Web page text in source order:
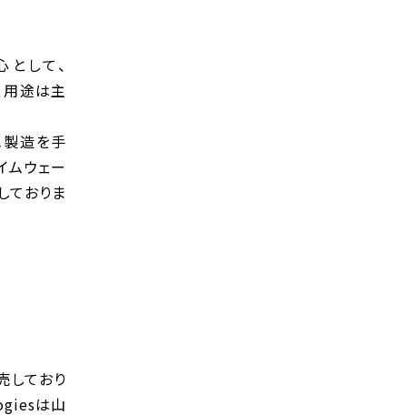
して、
途は主
製造を手
ムウェー
ておりま
ており
は山